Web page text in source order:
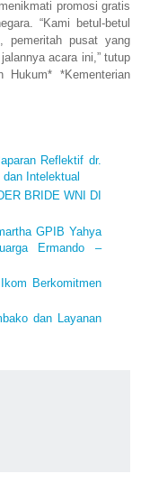
promosi gratis
“Kami betul-betul
pemeritah pusat yang
acara ini,” tutup
*Kementerian
Reflektif dr.
Intelektual
BRIDE WNI DI
GPIB Yahya
Ermando –
Berkomitmen
dan Layanan